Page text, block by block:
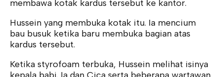
membawa kotak kardus tersebut ke kantor.
Hussein yang membuka kotak itu. Ia mencium
bau busuk ketika baru membuka bagian atas
kardus tersebut.
Ketika styrofoam terbuka, Hussein melihat isinya